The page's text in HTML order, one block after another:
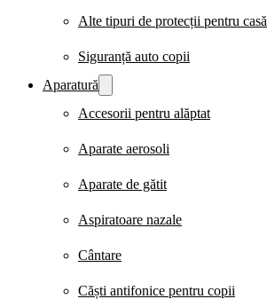
Alte tipuri de protecții pentru casă
Siguranță auto copii
Aparatură
Accesorii pentru alăptat
Aparate aerosoli
Aparate de gătit
Aspiratoare nazale
Cântare
Căști antifonice pentru copii